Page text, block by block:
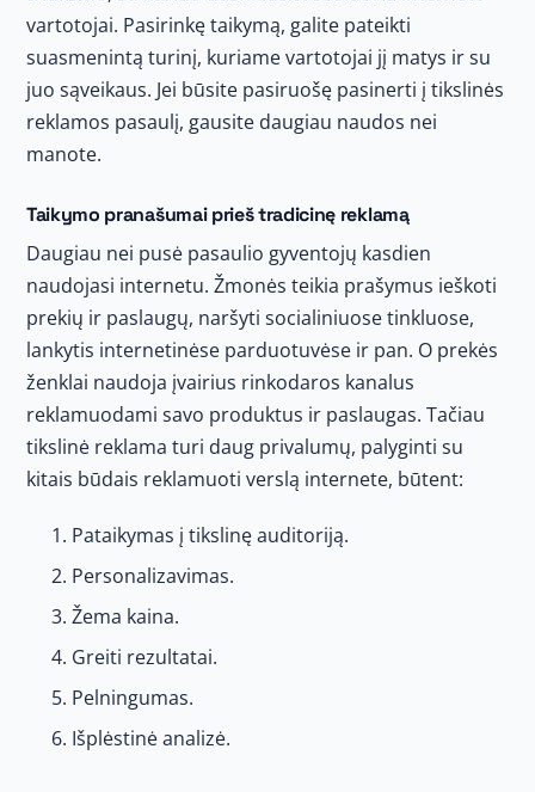
vartotojai. Pasirinkę taikymą, galite pateikti
suasmenintą turinį, kuriame vartotojai jį matys ir su
juo sąveikaus. Jei būsite pasiruošę pasinerti į tikslinės
reklamos pasaulį, gausite daugiau naudos nei
manote.
Taikymo pranašumai prieš tradicinę reklamą
Daugiau nei pusė pasaulio gyventojų kasdien
naudojasi internetu. Žmonės teikia prašymus ieškoti
prekių ir paslaugų, naršyti socialiniuose tinkluose,
lankytis internetinėse parduotuvėse ir pan. O prekės
ženklai naudoja įvairius rinkodaros kanalus
reklamuodami savo produktus ir paslaugas. Tačiau
tikslinė reklama turi daug privalumų, palyginti su
kitais būdais reklamuoti verslą internete, būtent:
Pataikymas į tikslinę auditoriją.
Personalizavimas.
Žema kaina.
Greiti rezultatai.
Pelningumas.
Išplėstinė analizė.